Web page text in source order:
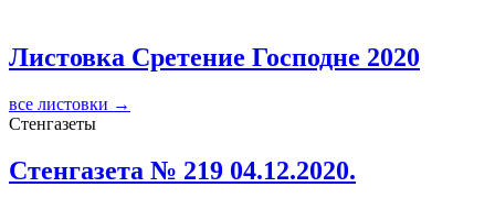
Листовка Сретение Господне 2020
все листовки →
Стенгазеты
Стенгазета № 219 04.12.2020.